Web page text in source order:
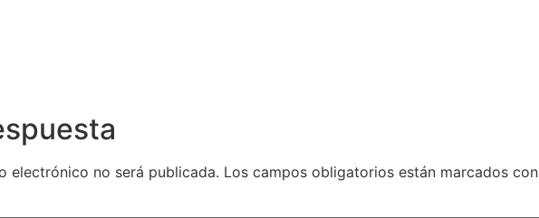
electrónico no será publicada. Los campos obligatorios están marcados con